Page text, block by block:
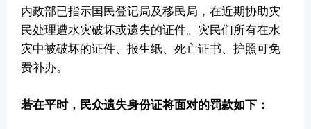
内政部已指示国民登记局及移民局，在近期协助灾
民处理遭水灾破坏或遗失的证件。灾民们所有在水
灾中被破坏的证件、报生纸、死亡证书、护照可免
费补办。
若在平时，民众遗失身份证将面对的罚款如下：